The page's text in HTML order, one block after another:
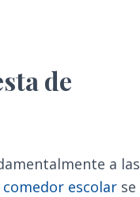
de
a las
comedor escolar se